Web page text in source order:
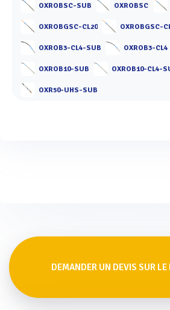
OXROBSC-SUB OXROBSC
OXROBGSC-CL20 OXROBGSC-
OXROB3-CL4-SUB OXROB3-CL4
OXROB10-SUB OXROB10-CL4-
OXR50-UHS-SUB
DEMANDER UN DEVIS SUR